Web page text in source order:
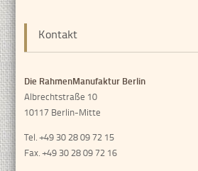
Kontakt
Die RahmenManufaktur Berlin
Albrechtstraße 10
10117 Berlin-Mitte
Tel. +49 30 28 09 72 15
Fax. +49 30 28 09 72 16